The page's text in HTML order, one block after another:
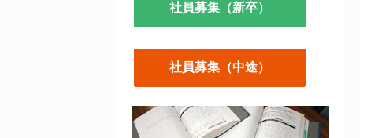
社員募集（新卒）
社員募集（中途）